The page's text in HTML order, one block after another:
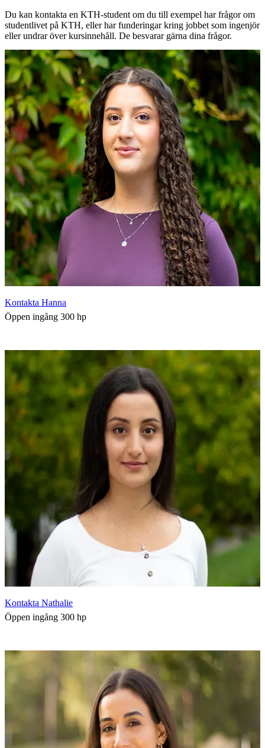
Du kan kontakta en KTH-student om du till exempel har frågor om
studentlivet på KTH, eller har funderingar kring jobbet som ingenjör
eller undrar över kursinnehåll. De besvarar gärna dina frågor.
Kontakta Hanna
Öppen ingång 300 hp
Kontakta Nathalie
Öppen ingång 300 hp